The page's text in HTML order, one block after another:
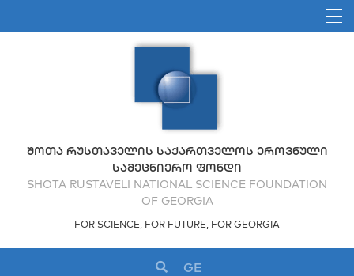
ᲨᲝᲗᲐ ᲠᲣᲡᲗᲐᲕᲔᲚᲘᲡ ᲡᲐᲥᲐᲠᲗᲕᲔᲚᲝᲡ ᲔᲠᲝᲕᲜᲣᲚᲘ
ᲡᲐᲛᲔᲪᲜᲘᲔᲠᲝ ᲤᲝᲜᲓᲘ
SHOTA RUSTAVELI NATIONAL SCIENCE FOUNDATION
OF GEORGIA
FOR SCIENCE, FOR FUTURE, FOR GEORGIA
GE